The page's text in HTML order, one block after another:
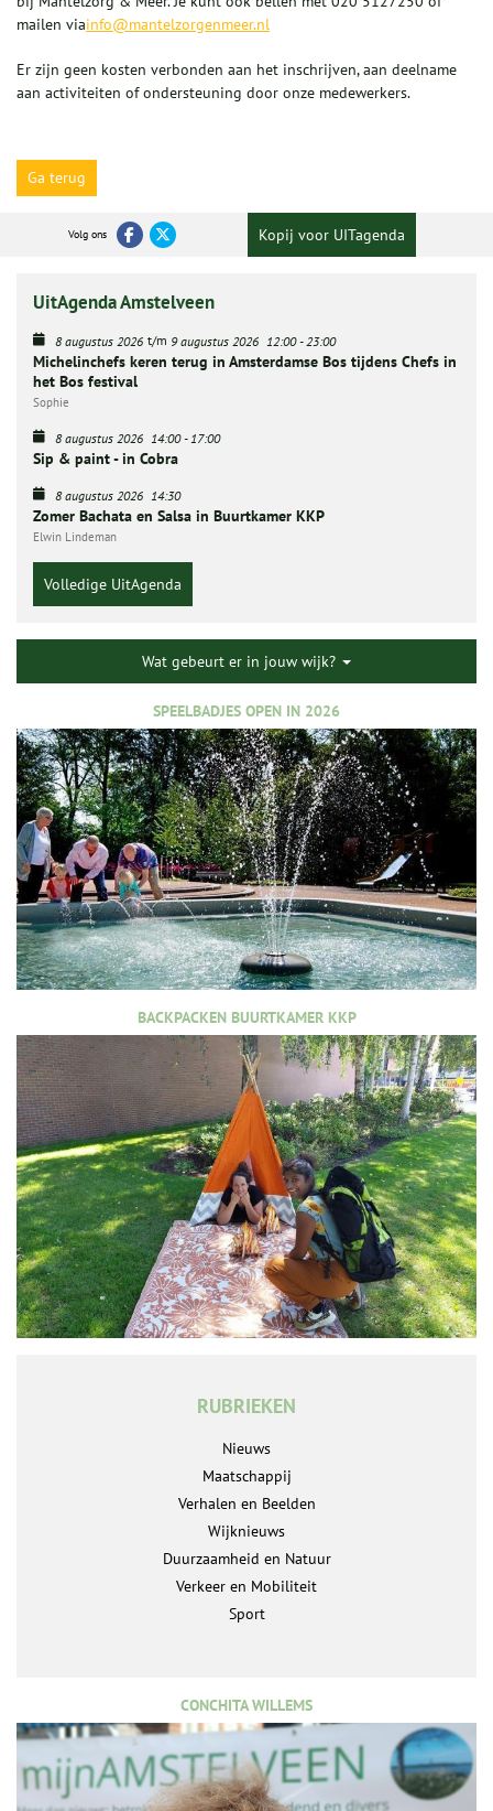
mailen viainfo@mantelzorgenmeer.nl
Er zijn geen kosten verbonden aan het inschrijven, aan deelname
aan activiteiten of ondersteuning door onze medewerkers.
Ga terug
Volg ons Kopij voor UITagenda
UitAgenda Amstelveen
8 augustus 2026 t/m 9 augustus 2026 12:00- 23:00
Michelinchefs keren terug in Amsterdamse Bos tijdens Chefs in
het Bos festival
Sophie
8 augustus 2026 14:00- 17:00
Sip & paint - in Cobra
8 augustus 2026 14:30
Zomer Bachata en Salsa in Buurtkamer KKP
Elwin Lindeman
Volledige UitAgenda
Wat gebeurt er in jouw wijk?
SPEELBADJES OPEN IN 2026
BACKPACKEN BUURTKAMER KKP
RUBRIEKEN
Nieuws
Maatschappij
Verhalen en Beelden
Wijknieuws
Duurzaamheid en Natuur
Verkeer en Mobiliteit
Sport
CONCHITA WILLEMS